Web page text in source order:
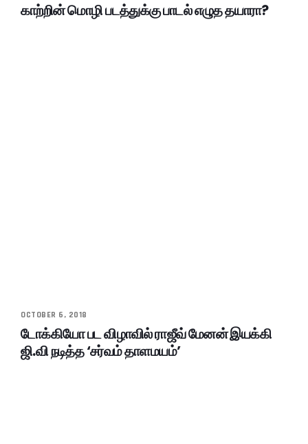
காற்றின் மொழி படத்துக்கு பாடல் எழுத தயாரா?
OCTOBER 6, 2018
டோக்கியோ பட விழாவில் ராஜீவ் மேனன் இயக்கி
ஜி.வி நடித்த ‘சர்வம் தாளமயம்’